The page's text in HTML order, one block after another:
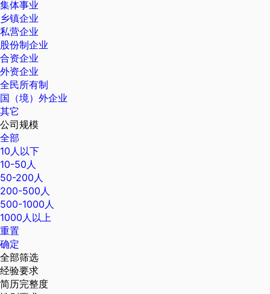
集体事业
乡镇企业
私营企业
股份制企业
合资企业
外资企业
全民所有制
国（境）外企业
其它
公司规模
全部
10人以下
10-50人
50-200人
200-500人
500-1000人
1000人以上
重置
确定
全部筛选
经验要求
简历完整度